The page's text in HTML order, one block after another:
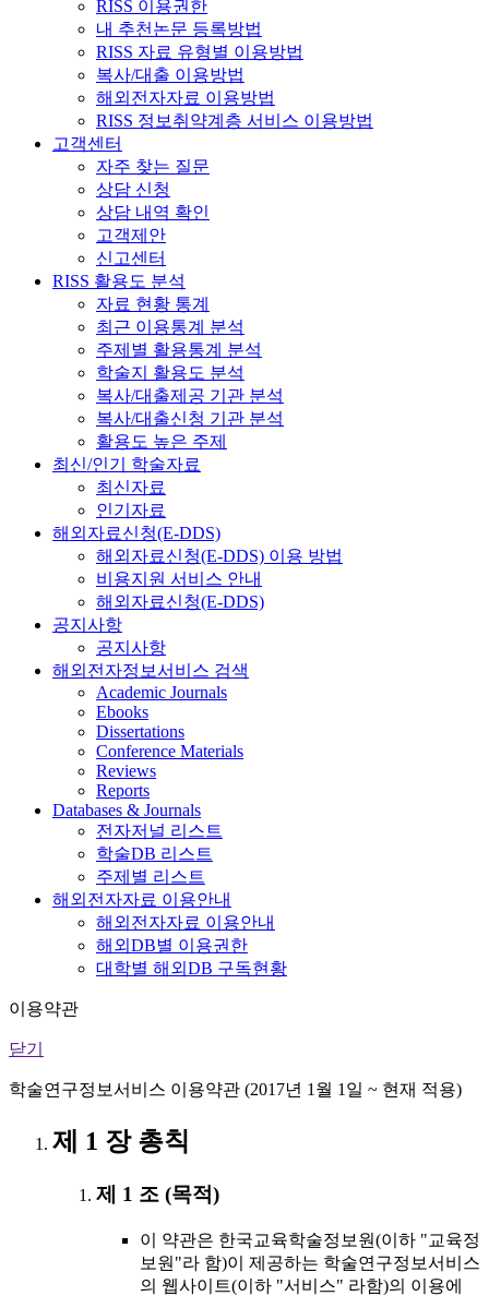
RISS 이용권한
내 추천논문 등록방법
RISS 자료 유형별 이용방법
복사/대출 이용방법
해외전자자료 이용방법
RISS 정보취약계층 서비스 이용방법
고객센터
자주 찾는 질문
상담 신청
상담 내역 확인
고객제안
신고센터
RISS 활용도 분석
자료 현황 통계
최근 이용통계 분석
주제별 활용통계 분석
학술지 활용도 분석
복사/대출제공 기관 분석
복사/대출신청 기관 분석
활용도 높은 주제
최신/인기 학술자료
최신자료
인기자료
해외자료신청(E-DDS)
해외자료신청(E-DDS) 이용 방법
비용지원 서비스 안내
해외자료신청(E-DDS)
공지사항
공지사항
해외전자정보서비스 검색
Academic Journals
Ebooks
Dissertations
Conference Materials
Reviews
Reports
Databases & Journals
전자저널 리스트
학술DB 리스트
주제별 리스트
해외전자자료 이용안내
해외전자자료 이용안내
해외DB별 이용권한
대학별 해외DB 구독현황
이용약관
닫기
학술연구정보서비스 이용약관 (2017년 1월 1일 ~ 현재 적용)
제 1 장 총칙
제 1 조 (목적)
이 약관은 한국교육학술정보원(이하 "교육정
보원"라 함)이 제공하는 학술연구정보서비스
의 웹사이트(이하 "서비스" 라함)의 이용에